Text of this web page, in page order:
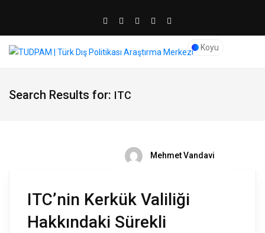
Koyu
Search Results for: ITC
Mehmet Vandavi
ITC’nin Kerkük Valiliği
Hakkındaki Sürekli